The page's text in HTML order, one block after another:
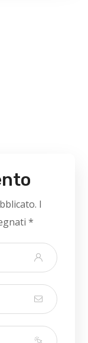
I
*